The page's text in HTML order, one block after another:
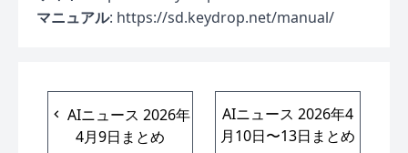
マニュアル: https://sd.keydrop.net/manual/
AIニュース 2026年
4月9日まとめ
AIニュース 2026年4
月10日〜13日まとめ